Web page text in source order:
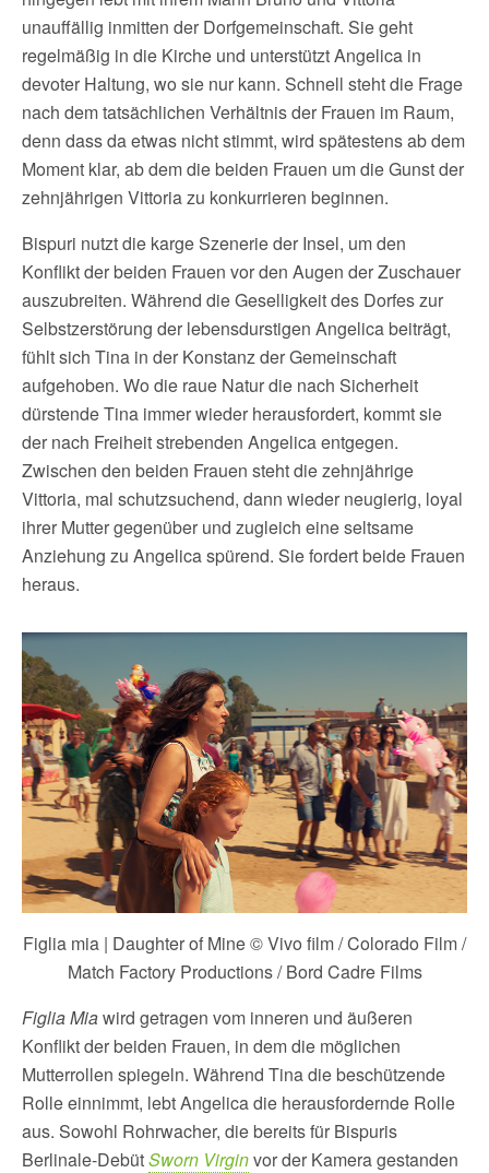
unauffällig inmitten der Dorfgemeinschaft. Sie geht
regelmäßig in die Kirche und unterstützt Angelica in
devoter Haltung, wo sie nur kann. Schnell steht die Frage
nach dem tatsächlichen Verhältnis der Frauen im Raum,
denn dass da etwas nicht stimmt, wird spätestens ab dem
Moment klar, ab dem die beiden Frauen um die Gunst der
zehnjährigen Vittoria zu konkurrieren beginnen.
Bispuri nutzt die karge Szenerie der Insel, um den
Konflikt der beiden Frauen vor den Augen der Zuschauer
auszubreiten. Während die Geselligkeit des Dorfes zur
Selbstzerstörung der lebensdurstigen Angelica beiträgt,
fühlt sich Tina in der Konstanz der Gemeinschaft
aufgehoben. Wo die raue Natur die nach Sicherheit
dürstende Tina immer wieder herausfordert, kommt sie
der nach Freiheit strebenden Angelica entgegen.
Zwischen den beiden Frauen steht die zehnjährige
Vittoria, mal schutzsuchend, dann wieder neugierig, loyal
ihrer Mutter gegenüber und zugleich eine seltsame
Anziehung zu Angelica spürend. Sie fordert beide Frauen
heraus.
Figlia mia | Daughter of Mine © Vivo film / Colorado Film /
Match Factory Productions / Bord Cadre Films
Figlia Miawird getragen vom inneren und äußeren
Konflikt der beiden Frauen, in dem die möglichen
Mutterrollen spiegeln. Während Tina die beschützende
Rolle einnimmt, lebt Angelica die herausfordernde Rolle
aus. Sowohl Rohrwacher, die bereits für Bispuris
Berlinale-DebütSworn Virginvor der Kamera gestanden